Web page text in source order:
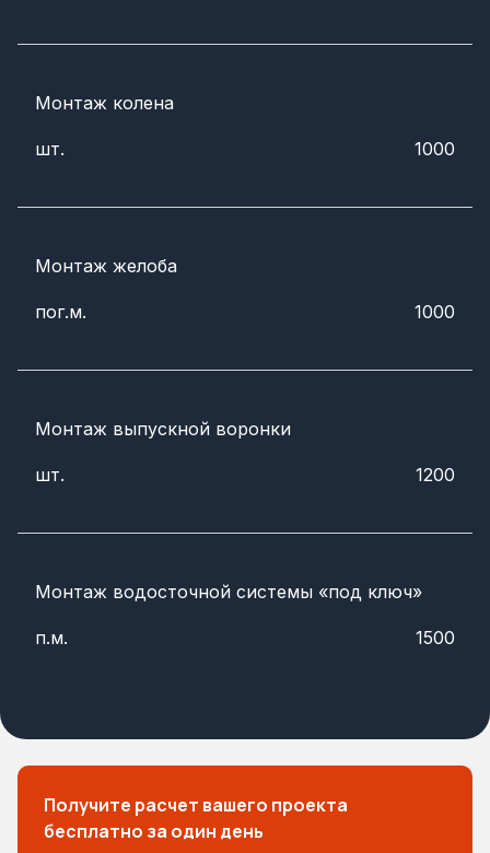
Монтаж колена
шт. 1000
Монтаж желоба
пог.м. 1000
Монтаж выпускной воронки
шт. 1200
Монтаж водосточной системы «под ключ»
п.м. 1500
Получите расчет вашего проекта
бесплатно за один день